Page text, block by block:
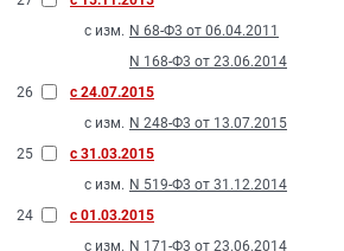
с изм. N 68-Ф3 от 06.04.2011
N 168-Ф3 от 23.06.2014
26
с 24.07.2015
с изм. N 248-Ф3 от 13.07.2015
25
с 31.03.2015
с изм. N 519-Ф3 от 31.12.2014
24
с 01.03.2015
с изм. N 171-Ф3 от 23.06.2014